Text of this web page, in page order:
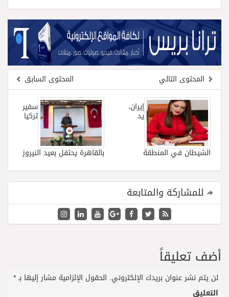
المحتوى السابق
المحتوى التالي
سفير
تركيا
بالقاهرة يحتفل بعيد النيروز
إيران،
يد
الشيطان في المنطقة
للمشاركة والمتابعة
أضف تعليقاً
لن يتم نشر عنوان بريدك الإلكتروني. الحقول الإلزامية مشار إليها بـ*
التعليق